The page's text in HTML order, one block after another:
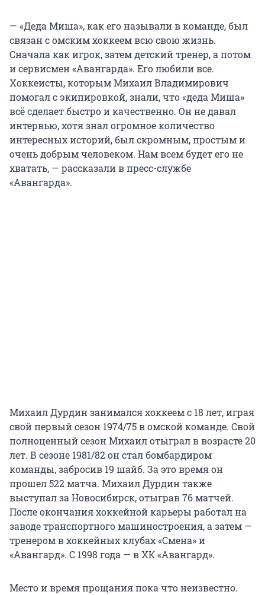
— «Деда Миша», как его называли в команде, был
связан с омским хоккеем всю свою жизнь.
Сначала как игрок, затем детский тренер, а потом
и сервисмен «Авангарда». Его любили все.
Хоккеисты, которым Михаил Владимирович
помогал с экипировкой, знали, что «деда Миша»
всё сделает быстро и качественно. Он не давал
интервью, хотя знал огромное количество
интересных историй, был скромным, простым и
очень добрым человеком. Нам всем будет его не
хватать, — рассказали в пресс-службе
«Авангарда».
Михаил Дурдин занимался хоккеем с 18 лет, играя
свой первый сезон 1974/75 в омской команде. Свой
полноценный сезон Михаил отыграл в возрасте 20
лет. В сезоне 1981/82 он стал бомбардиром
команды, забросив 19 шайб. За это время он
прошел 522 матча. Михаил Дурдин также
выступал за Новосибирск, отыграв 76 матчей.
После окончания хоккейной карьеры работал на
заводе транспортного машиностроения, а затем —
тренером в хоккейных клубах «Смена» и
«Авангард». С 1998 года — в ХК «Авангард».
Место и время прощания пока что неизвестно.